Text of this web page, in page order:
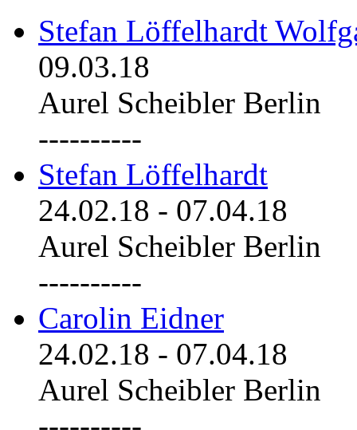
Stefan Löffelhardt
09.03.18
Aurel Scheibler Berlin
----------
Stefan Löffelhardt
24.02.18 - 07.04.18
Aurel Scheibler Berlin
----------
Carolin Eidner
24.02.18 - 07.04.18
Aurel Scheibler Berlin